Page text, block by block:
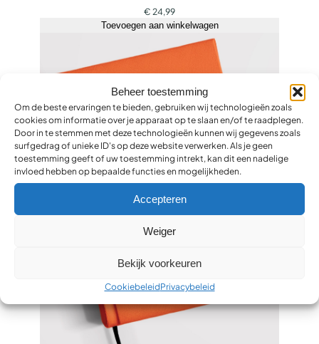
Beheer toestemming
Om de beste ervaringen te bieden, gebruiken wij technologieën zoals
cookies om informatie over je apparaat op te slaan en/of te raadplegen.
Door in te stemmen met deze technologieën kunnen wij gegevens zoals
surfgedrag of unieke ID's op deze website verwerken. Als je geen
toestemming geeft of uw toestemming intrekt, kan dit een nadelige
invloed hebben op bepaalde functies en mogelijkheden.
Accepteren
Weiger
Bekijk voorkeuren
CookiebeleidPrivacybeleid
€ 24,99
Toevoegen aan winkelwagen